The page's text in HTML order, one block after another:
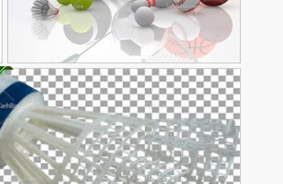
تصویر با کیفیت توپ های ورزشی
و راکت تنیس
185